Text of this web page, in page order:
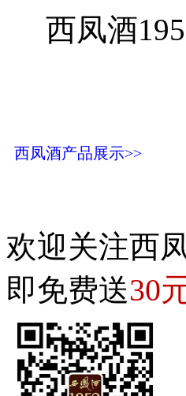
西凤酒
西凤酒产品展示>>
欢迎关注西
即免费送30